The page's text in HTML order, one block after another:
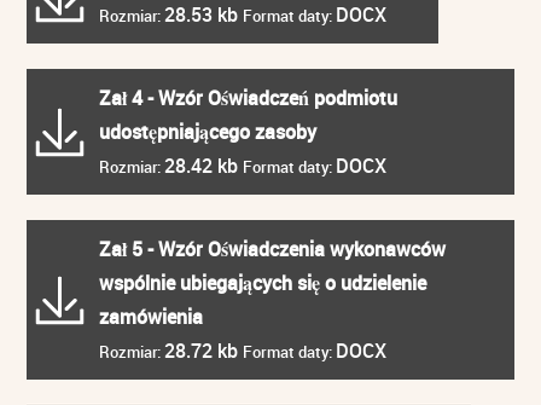
Rozmiar:28.53 kb Format daty: DOCX
Zał 4 - Wzór Oświadczeń podmiotu
udostępniającego zasoby
Rozmiar:28.42 kb Format daty: DOCX
Zał 5 - Wzór Oświadczenia wykonawców
wspólnie ubiegających się o udzielenie
zamówienia
Rozmiar:28.72 kb Format daty: DOCX